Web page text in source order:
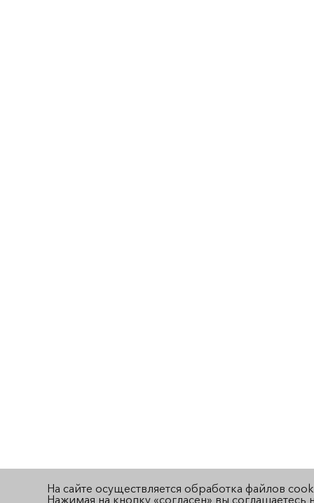
На сайте осуществляется обработка файлов
Нажимая на кнопку «согласен» вы соглашаетесь